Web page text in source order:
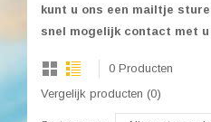
kunt u ons een mailtje
snel mogelijk contact met u
0 Producten
Vergelijk producten (0)